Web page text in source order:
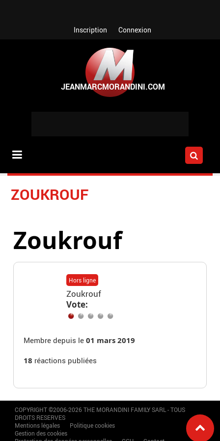
Inscription Connexion
ZOUKROUF
Zoukrouf
Hors ligne
Zoukrouf
Vote:
Membre depuis le01 mars 2019
18 réactions publiées
COPYRIGHT ©2006-2026 THE MORANDINI FAMILY SARL - TOUS
DROITS RESERVES
Mentions légales
Politique cookies
Gestion des cookies